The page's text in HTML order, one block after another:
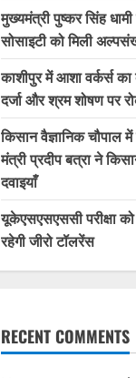
मुख्यमंत्री पुष्कर सिंह
सोसाइटी को मिली
काशीपुर में आशा वर्कर्स
दर्जा और श्रम शोषण पर
किसान वैज्ञानिक चौपाल
मंत्री प्रदीप बत्रा ने
दवाइयाँ
यूकेएसएसएससी परीक्षा
रहेगी जीरो टॉलरेंस
RECENT COMMENTS